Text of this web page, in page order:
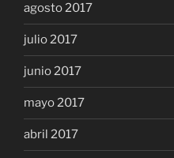
agosto 2017
julio 2017
junio 2017
mayo 2017
abril 2017